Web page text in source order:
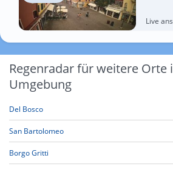
Live
Regenradar für weitere Orte
Umgebung
Del Bosco
San Bartolomeo
Borgo Gritti